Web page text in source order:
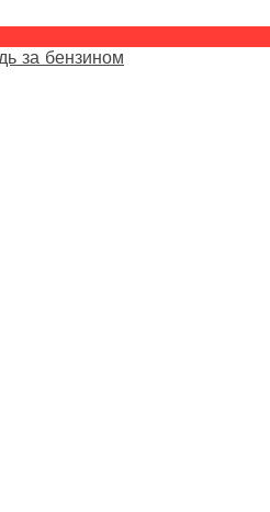
за бензином